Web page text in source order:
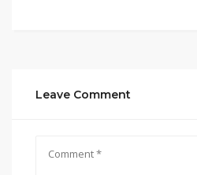
Leave Comment